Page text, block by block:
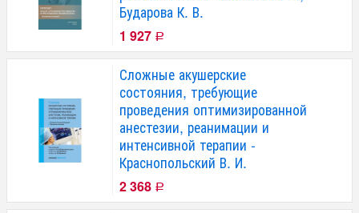
Бударова К. В.
1 927 Р
Сложные акушерские
состояния, требующие
проведения оптимизированной
анестезии, реанимации и
интенсивной терапии -
Краснопольский В. И.
2 368 Р